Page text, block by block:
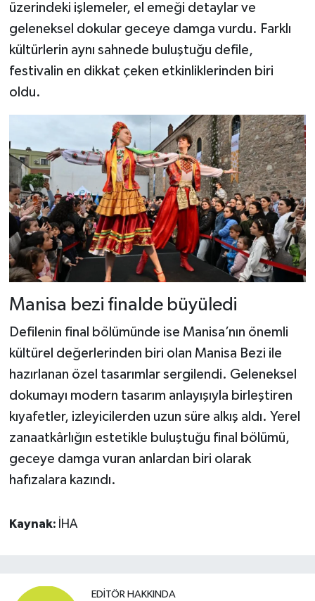
üzerindeki işlemeler, el emeği detaylar ve
geleneksel dokular geceye damga vurdu. Farklı
kültürlerin aynı sahnede buluştuğu defile,
festivalin en dikkat çeken etkinliklerinden biri
oldu.
Manisa bezi finalde büyüledi
Defilenin final bölümünde ise Manisa’nın önemli
kültürel değerlerinden biri olan Manisa Bezi ile
hazırlanan özel tasarımlar sergilendi. Geleneksel
dokumayı modern tasarım anlayışıyla birleştiren
kıyafetler, izleyicilerden uzun süre alkış aldı. Yerel
zanaatkârlığın estetikle buluştuğu final bölümü,
geceye damga vuran anlardan biri olarak
hafızalara kazındı.
Kaynak: İHA
EDITÖR HAKKINDA